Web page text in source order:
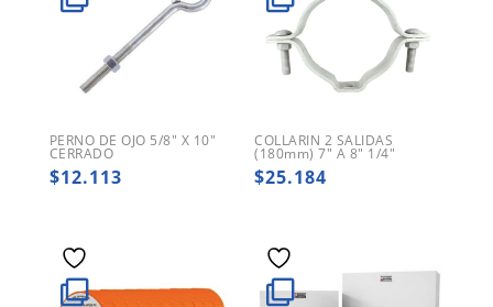
PERNO DE OJO 5/8″ X 10″
CERRADO
$12.113
COLLARIN 2 SALIDAS
(180mm) 7″ A 8″ 1/4″
$25.184